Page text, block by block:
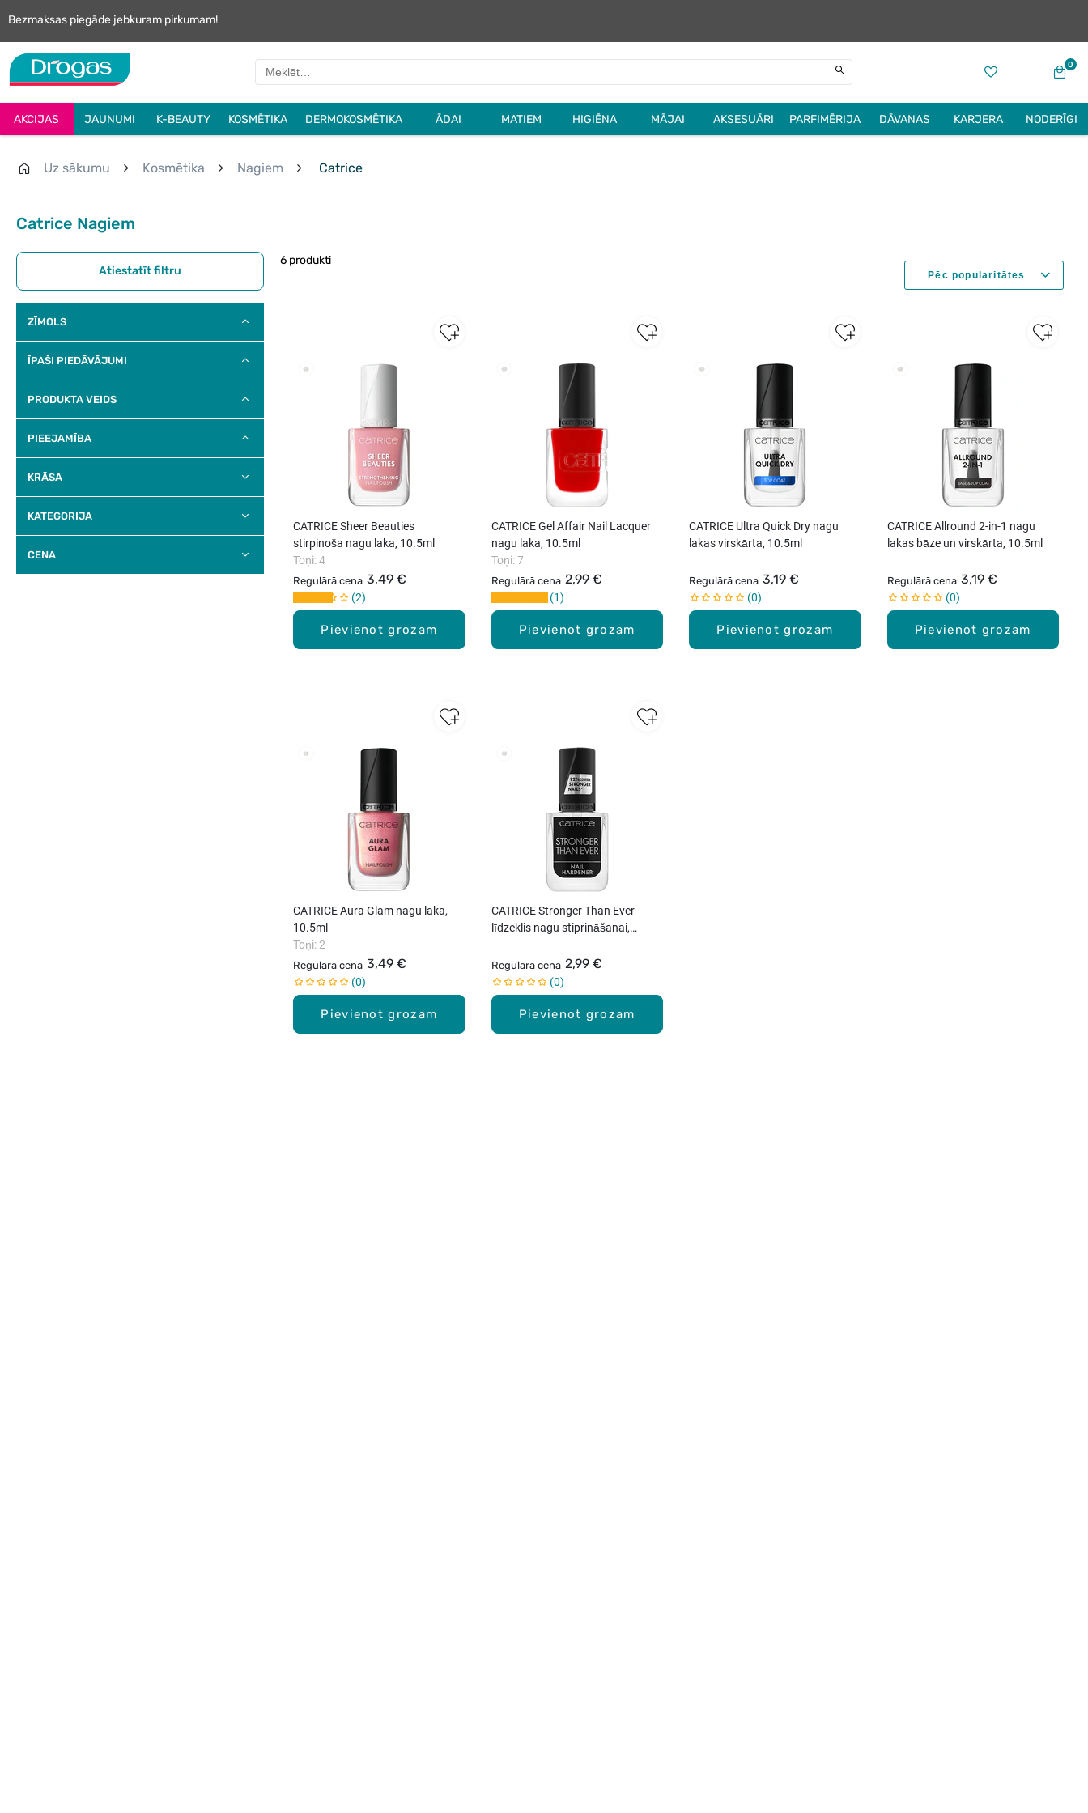
Bezmaksas piegāde jebkuram pirkumam!
0
AKCIJAS JAUNUMI K-BEAUTY KOSMĒTIKA DERMOKOSMĒTIKA ĀDAI MATIEM HIGIĒNA MĀJAI AKSESUĀRI PARFIMĒRIJA DĀVANAS KARJERA NODERĪGI
Uz sākumu Kosmētika Nagiem Catrice
Catrice Nagiem
Atiestatīt filtru
ZĪMOLS
ĪPAŠI PIEDĀVĀJUMI
PRODUKTA VEIDS
PIEEJAMĪBA
KRĀSA
KATEGORIJA
CENA
6 produkti
Pievienot grozam
CATRICE Sheer Beauties
stirpinoša nagu laka, 10.5ml
Regulārā cena 3,49 €
Toņi: 4
2
Pievienot grozam
CATRICE Gel Affair Nail Lacquer
nagu laka, 10.5ml
Regulārā cena 2,99 €
Toņi: 7
1
Pievienot grozam
CATRICE Ultra Quick Dry nagu
lakas virskārta, 10.5ml
Regulārā cena 3,19 €
0
Pievienot grozam
CATRICE Allround 2-in-1 nagu
lakas bāze un virskārta, 10.5ml
Regulārā cena 3,19 €
0
Pievienot grozam
CATRICE Aura Glam nagu laka,
10.5ml
Regulārā cena 3,49 €
Toņi: 2
0
Pievienot grozam
CATRICE Stronger Than Ever
līdzeklis nagu stiprināšanai,
Regulārā cena 2,99 €
0